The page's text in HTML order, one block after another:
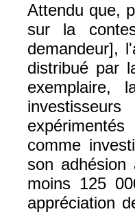
Attendu que,
sur la
demandeur],
distribué par
exemplaire,
comme
son
moins 125
appréciation